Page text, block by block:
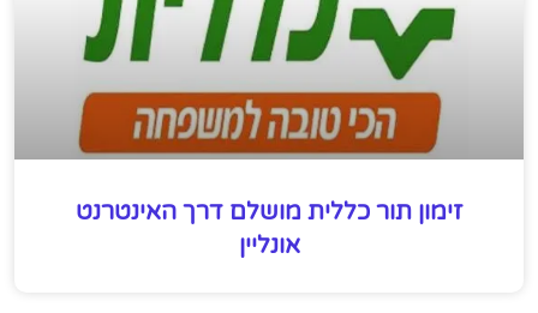
זימון תור כללית מושלם דרך האינטרנט
אונליין